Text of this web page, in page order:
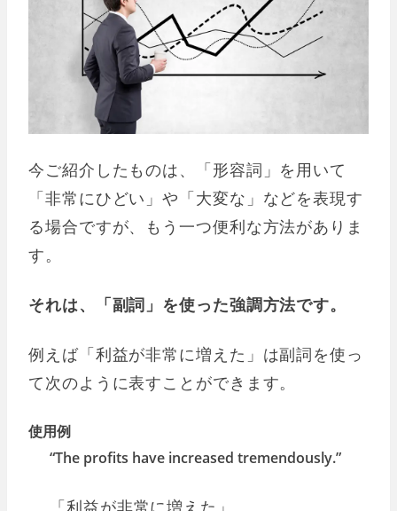
今ご紹介したものは、「形容詞」を用いて
「非常にひどい」や「大変な」などを表現す
る場合ですが、もう一つ便利な方法がありま
す。
それは、「副詞」を使った強調方法です。
例えば「利益が非常に増えた」は副詞を使っ
て次のように表すことができます。
使用例
“The profits have increased tremendously.”